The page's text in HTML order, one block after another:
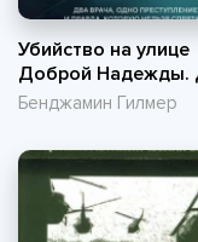
Убийство на улице
Доброй Надежды.
врача, одно
спрятать
Бенджамин Гилмер